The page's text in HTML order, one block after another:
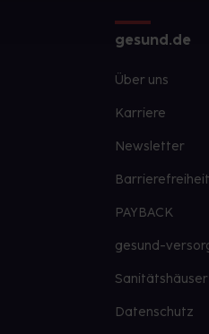
gesund.de
Über uns
Karriere
Newsletter
PAYBACK
gesund-
Sanitätshäuser
Datenschutz